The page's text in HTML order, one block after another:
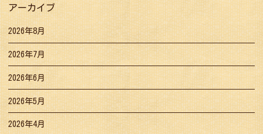
アーカイブ
2026年8月
2026年7月
2026年6月
2026年5月
2026年4月